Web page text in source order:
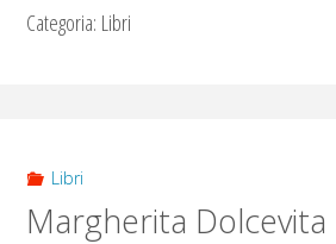
Categoria: Libri
Libri
Margherita Dolcevita